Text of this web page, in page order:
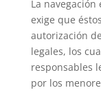
La
exige que
autorización
legales, los
responsables
por los